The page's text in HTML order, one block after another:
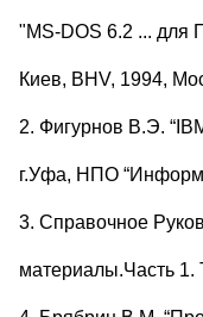
"MS-DOS 6.2 ... для
Киев, BHV, 1994,
2. Фигурнов В.Э.
г.Уфа, НПО
3. Справочное
материалы.Часть